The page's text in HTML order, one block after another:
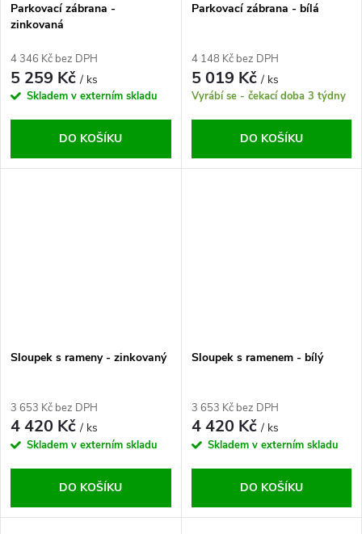
Parkovací zábrana -
zinkovaná
4 346 Kč bez DPH
5 259 Kč/ ks
Skladem v externím skladu
DO KOŠÍKU
Parkovací zábrana - bílá
4 148 Kč bez DPH
5 019 Kč/ ks
Vyrábí se - čekací doba 3 týdny
DO KOŠÍKU
Sloupek s rameny - zinkovaný
3 653 Kč bez DPH
4 420 Kč/ ks
Skladem v externím skladu
DO KOŠÍKU
Sloupek s ramenem - bílý
3 653 Kč bez DPH
4 420 Kč/ ks
Skladem v externím skladu
DO KOŠÍKU